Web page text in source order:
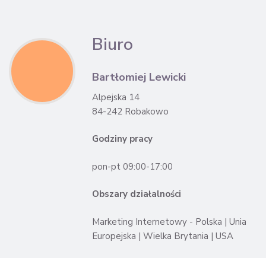
Biuro
Bartłomiej Lewicki
Alpejska 14
84-242 Robakowo
Godziny pracy
pon-pt 09:00-17:00
Obszary działalności
Marketing Internetowy - Polska | Unia
Europejska | Wielka Brytania | USA